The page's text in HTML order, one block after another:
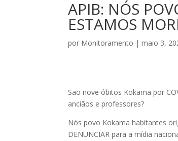
APIB: NÓS
ESTAMOS
por Monitoramento |maio 3,
São nove óbitos Kokama por
anciãos e professores?
Nós povo Kokama habitantes
DENUNCIAR para a mídia